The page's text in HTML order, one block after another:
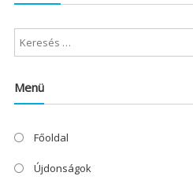
Menü
Főoldal
Újdonságok